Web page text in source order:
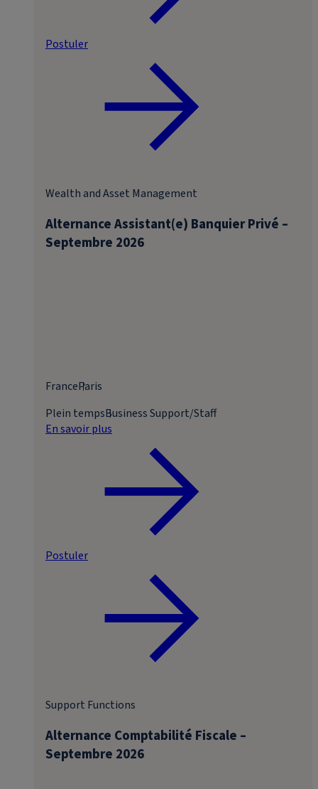
Postuler
Alternance Assistant(e) Banquier Privé –
Septembre 2026
Wealth and Asset Management
FranceParis
Plein tempsBusiness Support/Staff
En savoir plus
Postuler
Alternance Comptabilité Fiscale –
Septembre 2026
Support Functions